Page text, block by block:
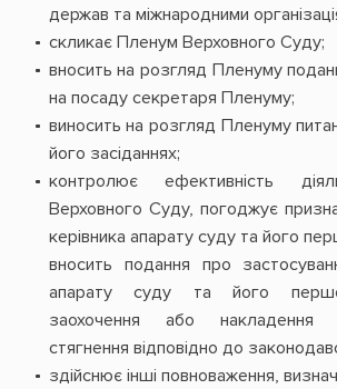
держав та міжнародними
скликає Пленум Верховного Суду;
вносить на розгляд Пленуму
на посаду секретаря Пленуму;
виносить на розгляд Пленуму
його засіданнях;
контролює ефективність
Верховного Суду, погоджує
керівника апарату суду та його
вносить подання про
апарату суду та його
заохочення або накладення
стягнення відповідно до
здійснює інші повноваження,